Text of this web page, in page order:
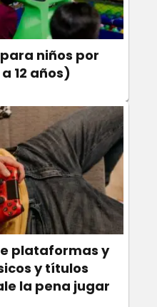
niños por
12 años)
plataformas y
y títulos
la pena jugar